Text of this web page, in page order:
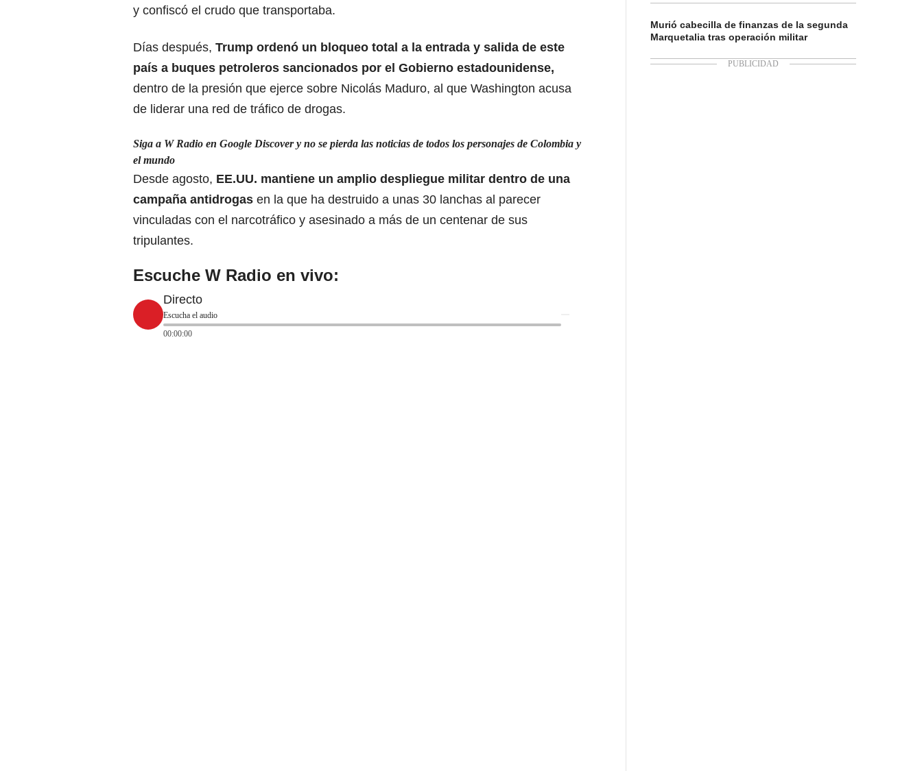
y confiscó el crudo que transportaba.
Días después, Trump ordenó un bloqueo total a la entrada y salida de este
país a buques petroleros sancionados por el Gobierno estadounidense,
dentro de la presión que ejerce sobre Nicolás Maduro, al que Washington acusa
de liderar una red de tráfico de drogas.
Siga a W Radio en Google Discover y no se pierda las noticias de todos los personajes de Colombia y
el mundo
Desde agosto, EE.UU. mantiene un amplio despliegue militar dentro de una
campaña antidrogas en la que ha destruido a unas 30 lanchas al parecer
vinculadas con el narcotráfico y asesinado a más de un centenar de sus
tripulantes.
Escuche W Radio en vivo:
Directo
Escucha el audio
00:00:00
Murió cabecilla de finanzas de la segunda
Marquetalia tras operación militar